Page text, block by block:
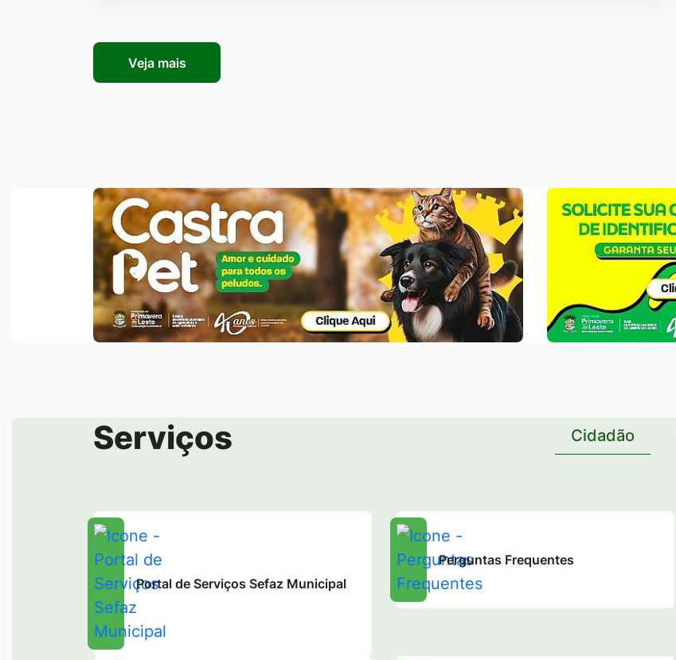
Veja mais
Banner Duplo Acima de Notícias
Banner
Castra
Pet
Banner
Careirinha
Seção de ServiçosServiços Cidadão
Portal de Serviços Sefaz Municipal
Perguntas Frequentes